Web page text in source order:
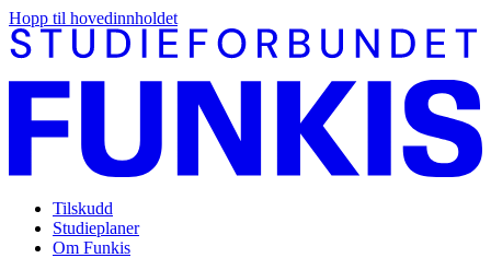
Hopp til hovedinnholdet
Tilskudd
Studieplaner
Om Funkis